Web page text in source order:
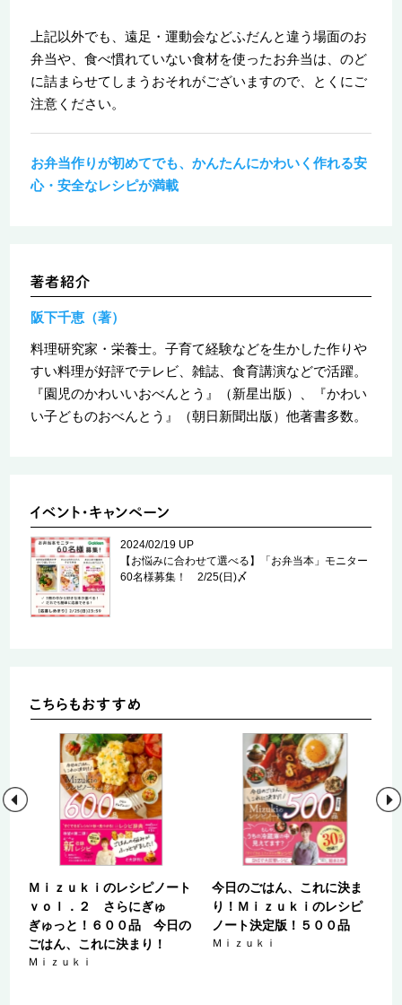
上記以外でも、遠足・運動会などふだんと違う場面のお
弁当や、食べ慣れていない食材を使ったお弁当は、のど
に詰まらせてしまうおそれがございますので、とくにご
注意ください。
お弁当作りが初めてでも、かんたんにかわいく作れる安
心・安全なレシピが満載
阪下千恵（著）
料理研究家・栄養士。子育て経験などを生かした作りや
すい料理が好評でテレビ、雑誌、食育講演などで活躍。
『園児のかわいいおべんとう』（新星出版）、『かわい
い子どものおべんとう』（朝日新聞出版）他著書多数。
2024/02/19 UP
【お悩みに合わせて選べる】「お弁当本」モニター
60名様募集！ 2/25(日)〆
Ｍｉｚｕｋｉのレシピノート
ｖｏｌ．２ さらにぎゅ
ぎゅっと！６００品 今日の
ごはん、これに決まり！
Ｍｉｚｕｋｉ
今日のごはん、これに決ま
り！Ｍｉｚｕｋｉのレシピ
ノート決定版！５００品
Ｍｉｚｕｋｉ